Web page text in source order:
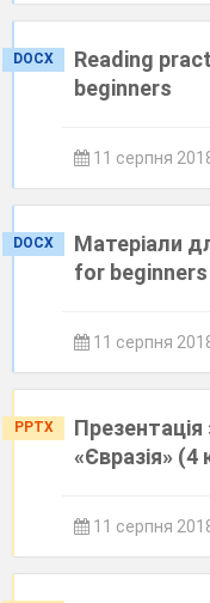
DOCX
Reading
beginners
11 серпня
DOCX
Матеріали
for beginners
11 серпня
PPTX
«Євразія» (4
11 серпня